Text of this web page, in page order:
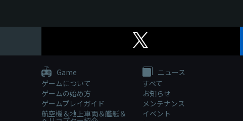
Game
ゲームについて
ゲームの始め方
ゲームプレイガイド
航空機＆地上車両＆艦艇＆
ニュース
すべて
お知らせ
メンテナンス
イベント